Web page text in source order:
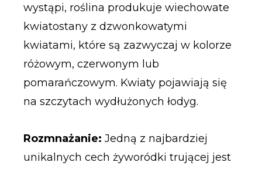
wystąpi, roślina produkuje wiechowate
kwiatostany z dzwonkowatymi
kwiatami, które są zazwyczaj w kolorze
różowym, czerwonym lub
pomarańczowym. Kwiaty pojawiają się
na szczytach wydłużonych łodyg.
Rozmnażanie: Jedną z najbardziej
unikalnych cech żyworódki trującej jest